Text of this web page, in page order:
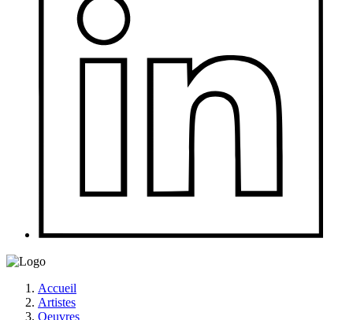
Accueil
Artistes
Oeuvres